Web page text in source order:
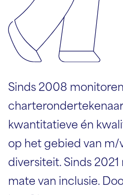
Sinds 2008
kwantitatieve én
op het gebied van m/
diversiteit. Sinds
mate van inclusie.